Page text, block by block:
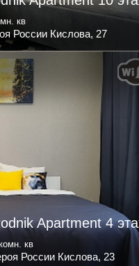
кв
России Кислова, 27
Apartment 4
кв
России Кислова, 23